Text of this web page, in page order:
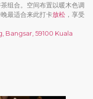
组合。空间布置以暖木色调
最适合来此打卡放松 ，享受
Bangsar, 59100 Kuala